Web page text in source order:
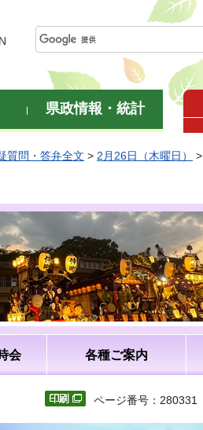
県政情報・統計
質問・答弁全文 > 2月26日（木曜日） >
会 各種ご案内
ページ番号：280331